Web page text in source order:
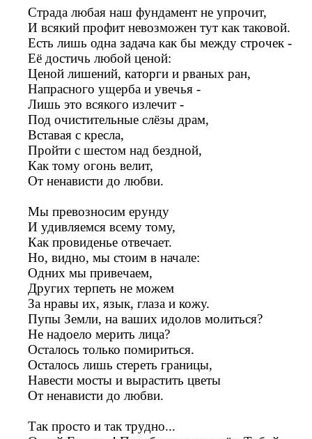
Страда любая наш фундамент не упрочит,
И всякий профит невозможен тут как таковой.
Есть лишь одна задача как бы между строчек -
Её достичь любой ценой:
Ценой лишений, каторги и рваных ран,
Напрасного ущерба и увечья -
Лишь это всякого излечит -
Под очистительные слёзы драм,
Вставая с кресла,
Пройти с шестом над бездной,
Как тому огонь велит,
От ненависти до любви.
Мы превозносим ерунду
И удивляемся всему тому,
Как провиденье отвечает.
Но, видно, мы стоим в начале:
Одних мы привечаем,
Других терпеть не можем
За нравы их, язык, глаза и кожу.
Пупы Земли, на ваших идолов молиться?
Не надоело мерить лица?
Осталось только помириться.
Осталось лишь стереть границы,
Навести мосты и вырастить цветы
От ненависти до любви.
Так просто и так трудно...